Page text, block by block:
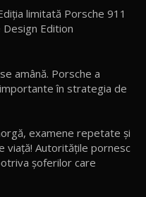
Performant și Confortabil
în Moldova / AutoBlog.MD
Defender Testat în
FENDT! Cum e să
limitată Porsche 911
Edition
amână. Porsche a
în strategia de
examene repetate şi
viaţă! Autorităţile pornesc
şoferilor care